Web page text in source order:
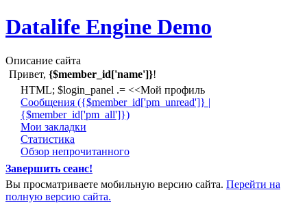
Datalife Engine Demo
Описание сайта
Привет, {$member_id['name']}!
HTML; $login_panel .= <<Мой профиль
Cообщения ({$member_id['pm_unread']} |
{$member_id['pm_all']})
Мои закладки
Статистика
Обзор непрочитанного
Завершить сеанс!
Вы просматриваете мобильную версию сайта. Перейти на
полную версию сайта.